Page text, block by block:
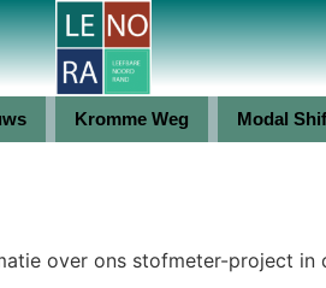
Kromme Weg Modal
over ons stofmeter-project